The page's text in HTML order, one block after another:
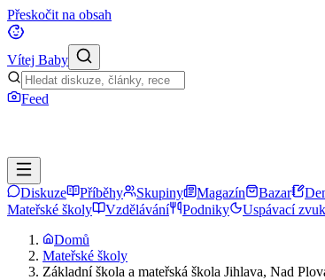
Přeskočit na obsah
Vítej Baby
Feed
Diskuze Příběhy Skupiny Magazín Bazar
Mateřské školy
Vzdělávání Podniky
Uspávací
Domů
Mateřské školy
Základní škola a mateřská škola Jihlava, Nad